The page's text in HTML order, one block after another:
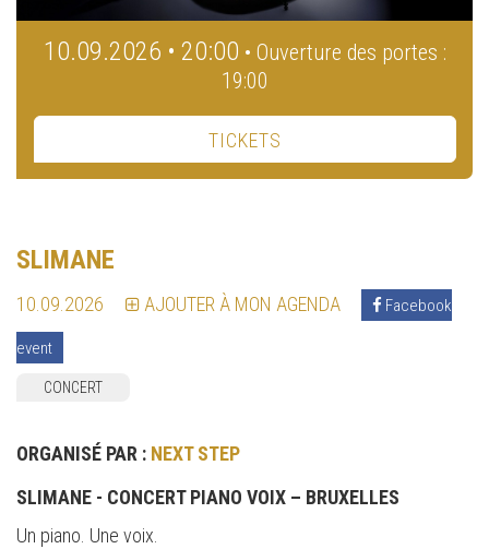
10.09.2026 • 20:00 • Ouverture des portes :
19:00
TICKETS
SLIMANE
10.09.2026 AJOUTER À MON AGENDA Facebook
event
CONCERT
ORGANISÉ PAR : NEXT STEP
SLIMANE - CONCERT PIANO VOIX – BRUXELLES
Un piano. Une voix.